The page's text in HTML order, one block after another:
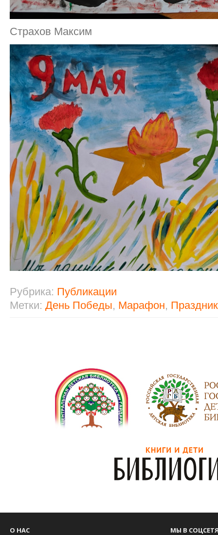
Страхов Максим
Рубрика: Публикации
Метки: День Победы, Марафон, Праздник
О НАС МЫ В